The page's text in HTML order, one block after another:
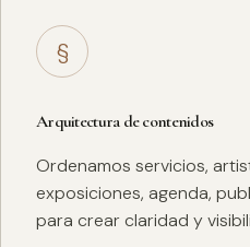
§
Arquitectura de contenidos
Ordenamos servicios,
exposiciones, agenda,
para crear claridad y